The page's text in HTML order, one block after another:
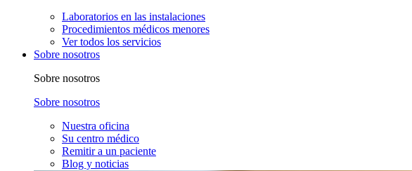
Laboratorios en las instalaciones
Procedimientos médicos menores
Ver todos los servicios
Sobre nosotros
Sobre nosotros
Sobre nosotros
Nuestra oficina
Su centro médico
Remitir a un paciente
Blog y noticias